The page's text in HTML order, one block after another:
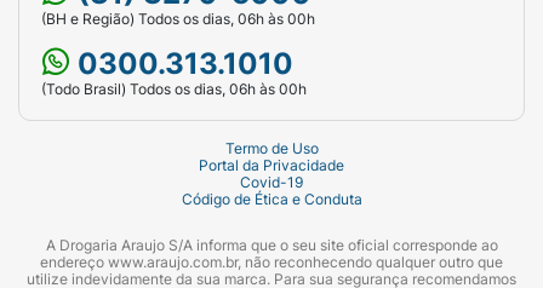
medicação podem ter predisposição a infecções.
Portanto, pacientes que fizerem uso de Ibrance®
devem relatar, imediatamente ao seu médico,
Ablação (extirpação) / supressão dos ovários em
mulheres em pré/perimenopausa.
Ablação (extirpação) ovariana ou sua supressão
(BH e Região) Todos os dias, 06h às 00h
0300.313.1010
(Todo Brasil) Todos os dias, 06h às 00h
Termo de Uso
Portal da Privacidade
Covid-19
Código de Ética e Conduta
A Drogaria Araujo S/A informa que o seu site oficial corresponde ao
endereço www.araujo.com.br, não reconhecendo qualquer outro que
utilize indevidamente da sua marca. Para sua segurança recomendamos